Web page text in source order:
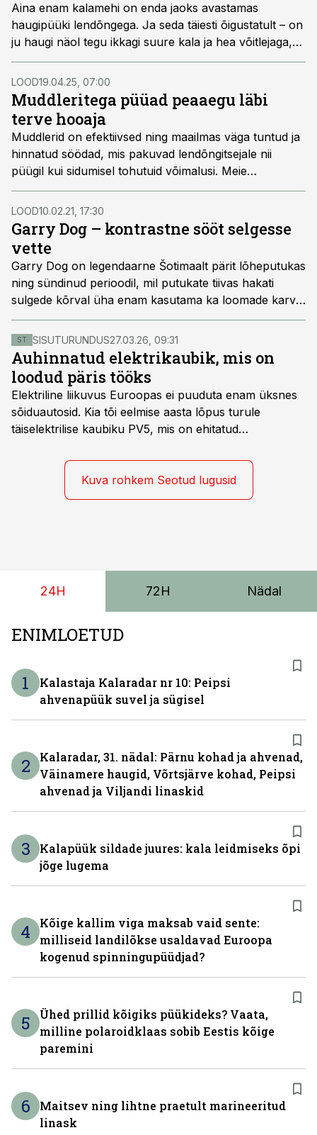
ja millistes oludes toruputukatega püüda.
Aina enam kalamehi on enda jaoks avastamas
haugipüüki lendõngega. Ja seda täiesti õigustatult – on
ju haugi näol tegu ikkagi suure kala ja hea võitlejaga,
kelle püük on ka visuaalselt väga atraktiivne, eriti
madalas vees. Milliseid putukaid haugipüügil kasutada
ja mida neid sidudes arvesse võtta?
LOOD19.04.25, 07:00
Muddleritega püüad peaaegu läbi
terve hooaja
Muddlerid on efektiivsed ning maailmas väga tuntud ja
hinnatud söödad, mis pakuvad lendõngitsejale nii
püügil kui sidumisel tohutuid võimalusi. Meie
ridvavibutajad jagunevad muddlerite osas kahte leeri –
ühed kehitavad õlgu ja peavad neid üsna mõttetuteks
putukateks, teised aga püüavad ja on tulemustega
rahul. Vast julgustab järgnev lugu nendega püüki
proovima.
LOOD10.02.21, 17:30
Garry Dog – kontrastne sööt selgesse
vette
Garry Dog on legendaarne Šotimaalt pärit lõheputukas
ning sündinud perioodil, mil putukate tiivas hakati
sulgede kõrval üha enam kasutama ka loomade karvu.
Garry Dogi saamisloo ja nime ümber on palju toredat
segadust, millel järgnevas loos pikemalt peatume.
ST SISUTURUNDUS27.03.26, 09:31
Auhinnatud elektrikaubik, mis on
loodud päris tööks
Elektriline liikuvus Euroopas ei puuduta enam üksnes
sõiduautosid. Kia tõi eelmise aasta lõpus turule
täiselektrilise kaubiku PV5, mis on ehitatud
platvormile e-GMP.s ja pakub hulgaliselt võimalusi
tarbesõiduki konfigureerimiseks. Kia PV5 on saadaval
kahe- ja kolmekohalise pakiautona, 5-kohalise
Kuva rohkem Seotud lugusid
24H 72H Nädal
ENIMLOETUD
1
Kalastaja Kalaradar nr 10: Peipsi
ahvenapüük suvel ja sügisel
2
Kalaradar, 31. nädal: Pärnu kohad ja ahvenad,
Väinamere haugid, Võrtsjärve kohad, Peipsi
ahvenad ja Viljandi linaskid
3
Kalapüük sildade juures: kala leidmiseks õpi
jõge lugema
4
Kõige kallim viga maksab vaid sente:
milliseid landilõkse usaldavad Euroopa
kogenud spinningupüüdjad?
5
Ühed prillid kõigiks püükideks? Vaata,
milline polaroidklaas sobib Eestis kõige
paremini
6
Maitsev ning lihtne praetult marineeritud
linask